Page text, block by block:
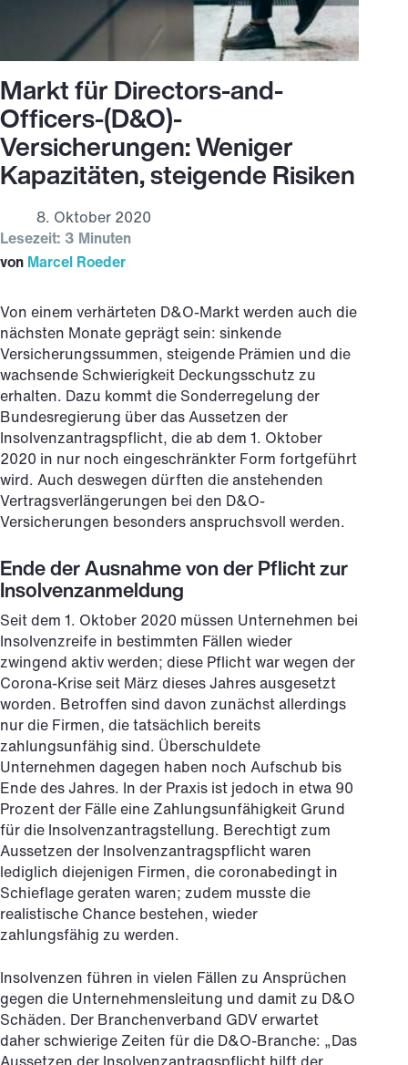
Markt für Directors-and-
Officers-(D&O)-
Versicherungen: Weniger
Kapazitäten, steigende Risiken
8. Oktober 2020
Lesezeit: 3 Minuten
von Marcel Roeder
Von einem verhärteten D&O-Markt werden auch die
nächsten Monate geprägt sein: sinkende
Versicherungssummen, steigende Prämien und die
wachsende Schwierigkeit Deckungsschutz zu
erhalten. Dazu kommt die Sonderregelung der
Bundesregierung über das Aussetzen der
Insolvenzantragspflicht, die ab dem 1. Oktober
2020 in nur noch eingeschränkter Form fortgeführt
wird. Auch deswegen dürften die anstehenden
Vertragsverlängerungen bei den D&O-
Versicherungen besonders anspruchsvoll werden.
Ende der Ausnahme von der Pflicht zur
Insolvenzanmeldung
Seit dem 1. Oktober 2020 müssen Unternehmen bei
Insolvenzreife in bestimmten Fällen wieder
zwingend aktiv werden; diese Pflicht war wegen der
Corona-Krise seit März dieses Jahres ausgesetzt
worden. Betroffen sind davon zunächst allerdings
nur die Firmen, die tatsächlich bereits
zahlungsunfähig sind. Überschuldete
Unternehmen dagegen haben noch Aufschub bis
Ende des Jahres. In der Praxis ist jedoch in etwa 90
Prozent der Fälle eine Zahlungsunfähigkeit Grund
für die Insolvenzantragstellung. Berechtigt zum
Aussetzen der Insolvenzantragspflicht waren
lediglich diejenigen Firmen, die coronabedingt in
Schieflage geraten waren; zudem musste die
realistische Chance bestehen, wieder
zahlungsfähig zu werden.
Insolvenzen führen in vielen Fällen zu Ansprüchen
gegen die Unternehmensleitung und damit zu D&O
Schäden. Der Branchenverband GDV erwartet
daher schwierige Zeiten für die D&O-Branche: „Das